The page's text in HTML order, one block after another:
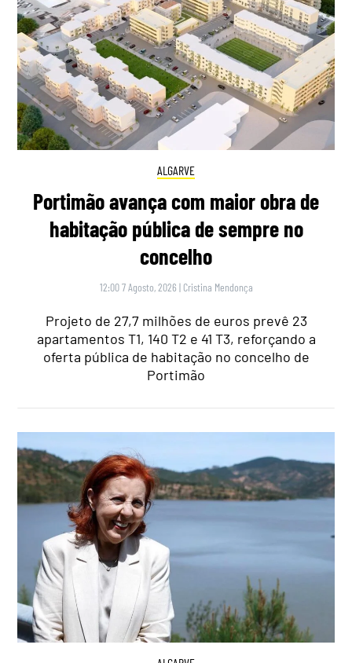
ALGARVE
Portimão avança com maior obra de
habitação pública de sempre no
concelho
12:00 7 Agosto, 2026 | Cristina Mendonça
Projeto de 27,7 milhões de euros prevê 23
apartamentos T1, 140 T2 e 41 T3, reforçando a
oferta pública de habitação no concelho de
Portimão